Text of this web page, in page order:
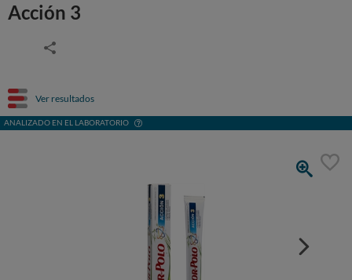
Acción 3
Ver resultados
ANALIZADO EN EL LABORATORIO